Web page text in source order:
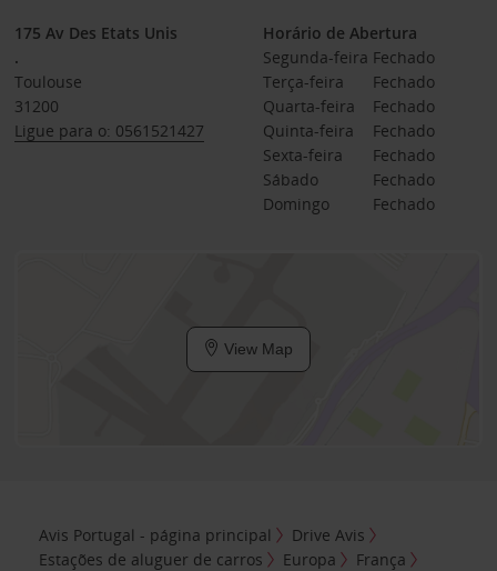
175 Av Des Etats Unis
.
Toulouse
31200
Ligue para o: 0561521427
Horário de Abertura
Segunda-feira Fechado
Terça-feira
Fechado
Quarta-feira
Fechado
Quinta-feira
Fechado
Sexta-feira
Fechado
Sábado
Fechado
Domingo
Fechado
View Map
Avis Portugal - página principal
Drive Avis
Estações de aluguer de carros
Europa
França